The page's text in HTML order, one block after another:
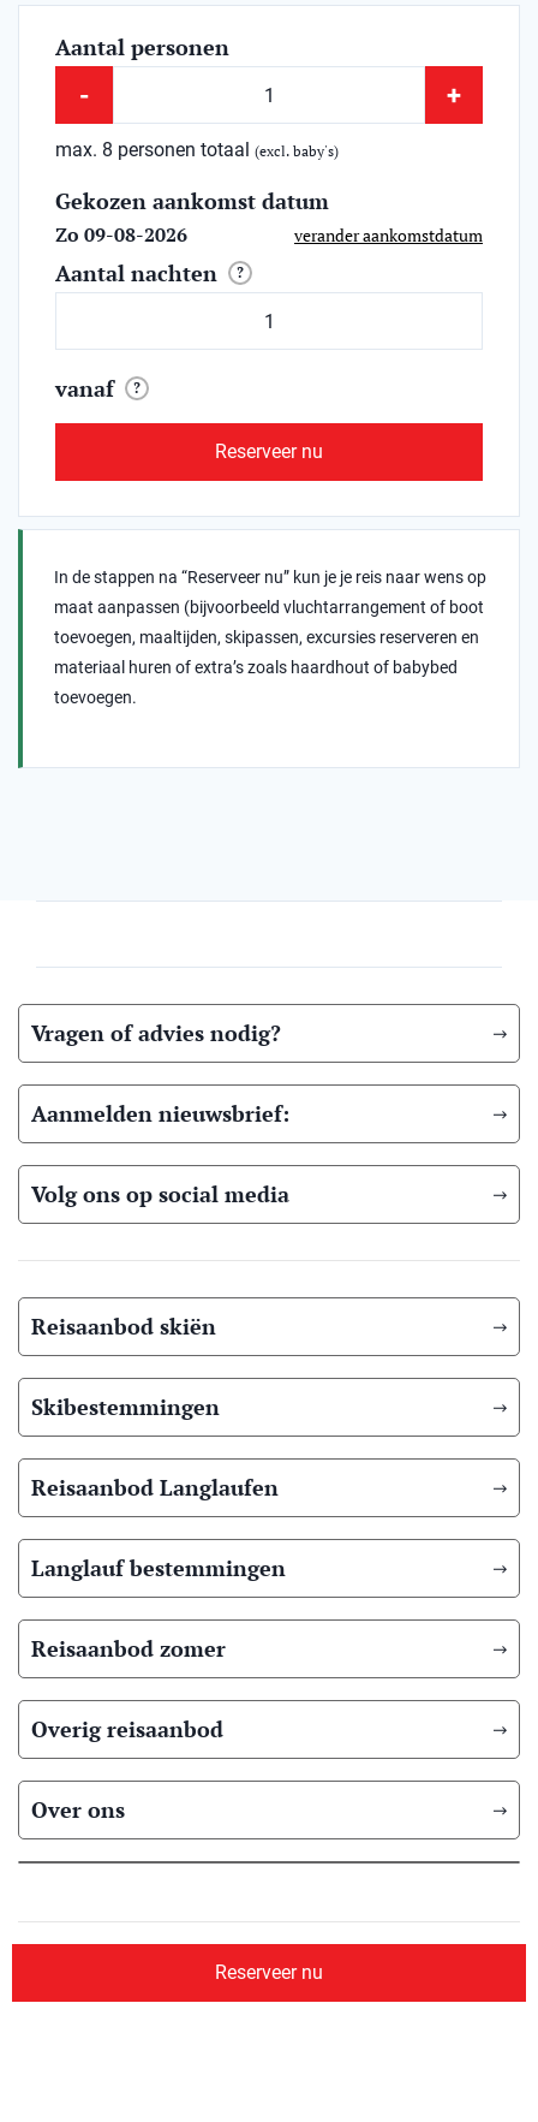
Aantal personen
- +
max. 8 personen totaal (excl. baby's)
Gekozen aankomst datum
Zo 09-08-2026 verander aankomstdatum
Aantal nachten ?
vanaf ?
Reserveer nu
In de stappen na “Reserveer nu” kun je je reis naar wens op
maat aanpassen (bijvoorbeeld vluchtarrangement of boot
toevoegen, maaltijden, skipassen, excursies reserveren en
materiaal huren of extra’s zoals haardhout of babybed
toevoegen.
Reserveer nu
Vragen of advies nodig?
Aanmelden nieuwsbrief:
Volg ons op social media
Reisaanbod skiën
Skibestemmingen
Reisaanbod Langlaufen
Langlauf bestemmingen
Reisaanbod zomer
Overig reisaanbod
Over ons
© 2026 Scandic Booking
Algemene voorwaarden
Privacyverklaring